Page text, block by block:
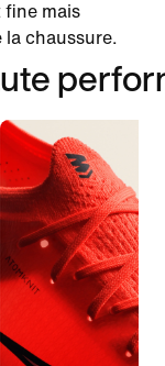
fine mais
chaussure.